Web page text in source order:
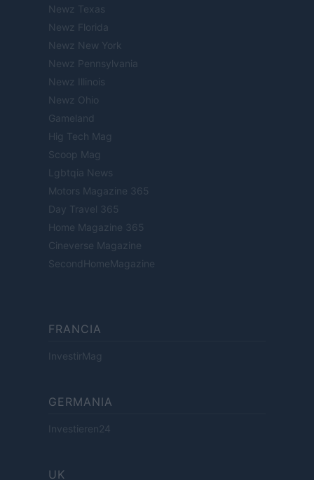
Newz Texas
Newz Florida
Newz New York
Newz Pennsylvania
Newz Illinois
Newz Ohio
Gameland
Hig Tech Mag
Scoop Mag
Lgbtqia News
Motors Magazine 365
Day Travel 365
Home Magazine 365
Cineverse Magazine
SecondHomeMagazine
FRANCIA
InvestirMag
GERMANIA
Investieren24
UK